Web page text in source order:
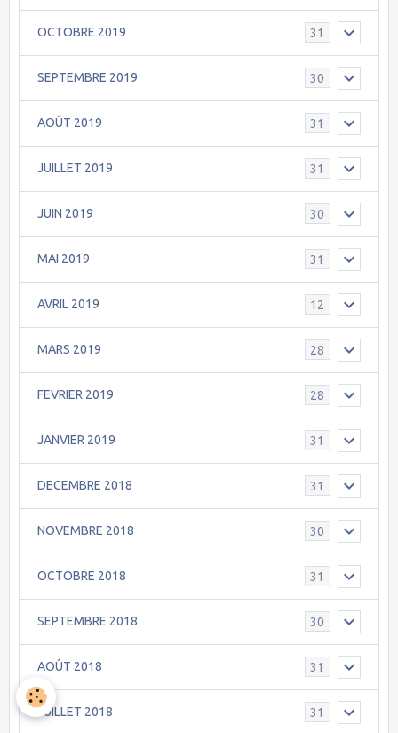
OCTOBRE 2019 31
SEPTEMBRE 2019 30
AOÛT 2019 31
JUILLET 2019 31
JUIN 2019 30
MAI 2019 31
AVRIL 2019 12
MARS 2019 28
FEVRIER 2019 28
JANVIER 2019 31
DECEMBRE 2018 31
NOVEMBRE 2018 30
OCTOBRE 2018 31
SEPTEMBRE 2018 30
AOÛT 2018 31
JUILLET 2018 31